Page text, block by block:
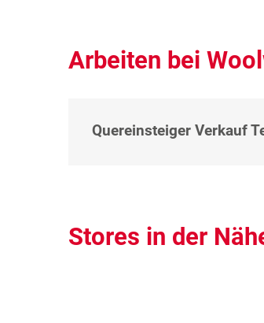
Arbeiten bei
Quereinsteiger Verkauf
Stores in der